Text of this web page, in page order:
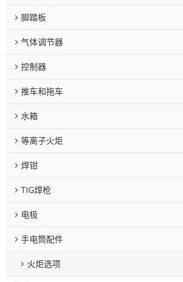
脚踏板
气体调节器
控制器
推车和拖车
水箱
等离子火炬
焊钳
TIG焊枪
电极
手电筒配件
火炬选项